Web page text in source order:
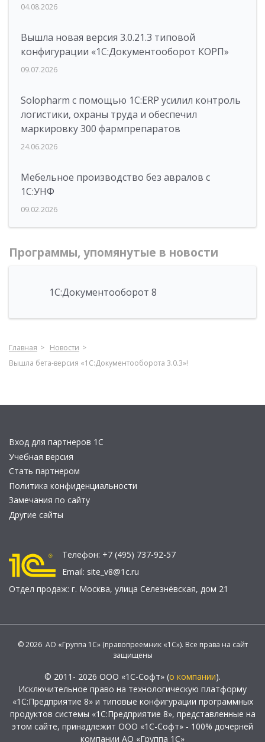
04.08.2026
Вышла новая версия 3.0.21.3 типовой
конфигурации «1С:Документооборот КОРП»
09.07.2026
Solopharm с помощью 1С:ERP усилил контроль
логистики, охраны труда и обеспечил
маркировку 300 фармпрепаратов
24.06.2026
Мебельное производство без авралов с
1С:УНФ
09.02.2026
Программы, упомянутые в новости
1С:Документооборот 8
Главная
Новости
Вышла бета-версия «1С:Документооборота 3.0.3»!
Вход для партнеров 1С
Учебная версия
Стать партнером
Политика конфиденциальности
Замечания по сайту
Другие сайты
Телефон: +7 (495) 737-92-57
Email: site_v8@1c.ru
Отдел продаж: г. Москва, улица Селезнёвская, дом 21
© 2026 АО «Группа 1С» (правопреемник «1С»). Все права на сайт
защищены
© 2011- 2026 ООО «1С-Софт» (о компании).
Исключительное право на технологическую платформу
«1С:Предприятие 8» и типовые конфигурации программных
продуктов системы «1С:Предприятие 8», представленные на
этом сайте, принадлежит ООО «1С-Софт» - 100% дочерней
компании АО «Группа 1С»